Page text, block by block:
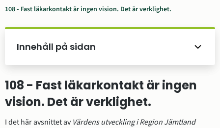
108 - Fast läkarkontakt är ingen vision. Det är verklighet.
Innehåll på sidan
108 - Fast läkarkontakt är ingen
vision. Det är verklighet.
I det här avsnittet av Vårdens utveckling i Region Jämtland